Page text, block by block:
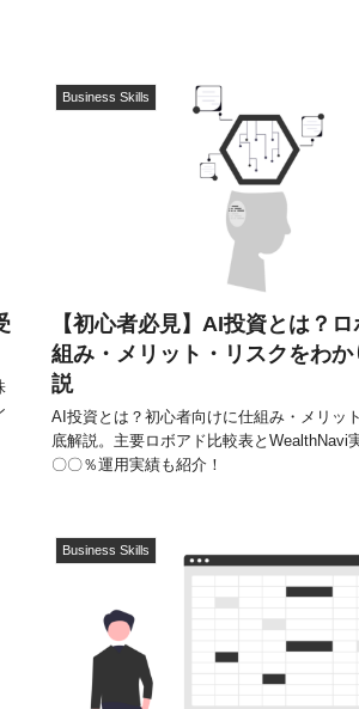
Business Skills
【初心者必見】AI投資とは？
組み・メリット・リスクをわ
説
AI投資とは？初心者向けに仕組み・メリッ
底解説。主要ロボアド比較表とWealthNavi
〇〇％運用実績も紹介！
Business Skills